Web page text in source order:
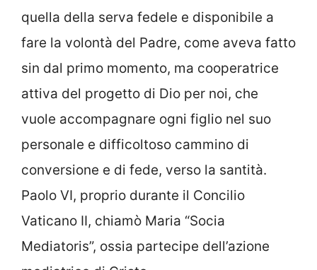
quella della serva fedele e disponibile a
fare la volontà del Padre, come aveva fatto
sin dal primo momento, ma cooperatrice
attiva del progetto di Dio per noi, che
vuole accompagnare ogni figlio nel suo
personale e difficoltoso cammino di
conversione e di fede, verso la santità.
Paolo VI, proprio durante il Concilio
Vaticano II, chiamò Maria “Socia
Mediatoris”, ossia partecipe dell’azione